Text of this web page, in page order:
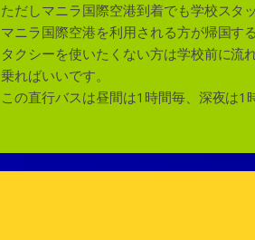
ただしマニラ国際空港到着でも学校スタ
マニラ国際空港を利用される方が帰国す
タクシーを使いたくない方は学校前に流
乗ればいいです。
この直行バスは昼間は1時間毎、深夜は